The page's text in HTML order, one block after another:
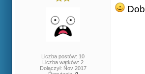
Liczba postów: 10
Liczba wątków: 2
Dołączył: Nov 2017